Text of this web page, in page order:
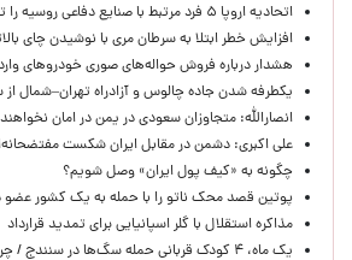
اتحادیه اروپا ۵ فرد مرتبط با صنایع دفاعی روسیه را تحریم کرد
افزایش خطر ابتلا به سرطان مری با نوشیدن چای بالاتر از
هشدار درباره فروش حواله‌های صوری خودروهای
یکطرفه شدن جاده چالوس و آزادراه تهران–شمال از
انصارالله: متجاوزان سعودی در یمن در امان
علی اکبری: دشمن در مقابل ایران شکست
چگونه به «کیف پول ایران» وصل شویم؟
پوتین قصد محک ناتو را با حمله به یک کشور عضو
مذاکره استقلال با گلر اسپانیایی برای تمدید قرارداد
یک ماه، ۴ کودک قربانی حمله سگ‌ها در سنندج / چرا حوادث تکرار می‌شود؟